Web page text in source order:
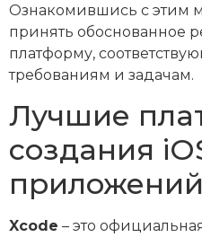
Ознакомившись с этим
принять обоснованное
платформу,
требованиям и задачам.
Лучшие
создания
Xcode – это